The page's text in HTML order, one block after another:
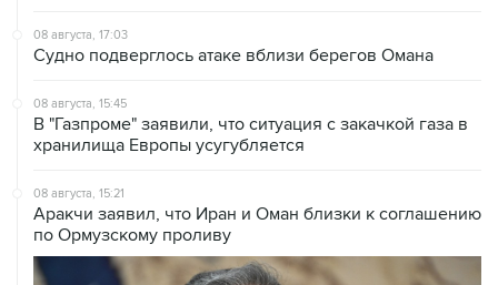
08 августа, 17:03
Судно подверглось атаке вблизи берегов Омана
08 августа, 15:45
В "Газпроме" заявили, что ситуация с закачкой газа в
хранилища Европы усугубляется
08 августа, 15:21
Аракчи заявил, что Иран и Оман близки к соглашению
по Ормузскому проливу